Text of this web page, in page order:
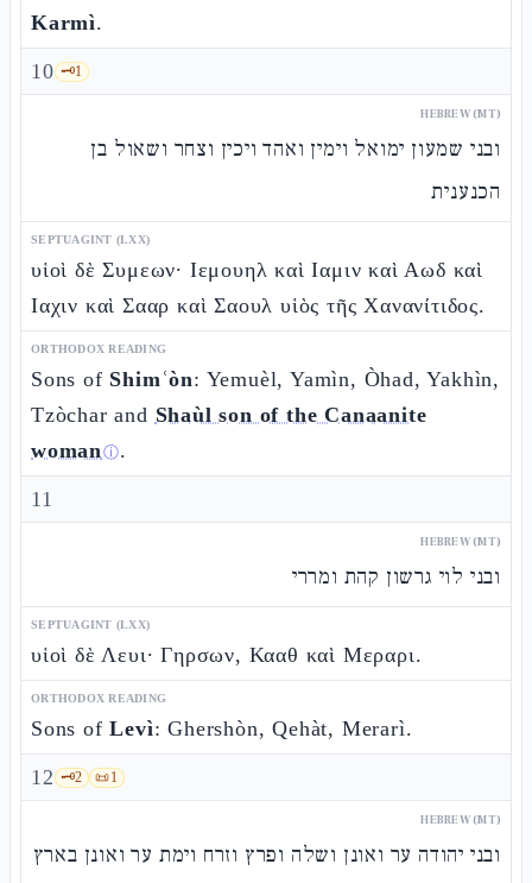
Karmì.
10 🗝️1
HEBREW (MT)
ובני שמעון ימואל וימין ואהד ויכין וצחר ושאול בן
הכנענית
SEPTUAGINT (LXX)
υἱοὶ δὲ Συμεων· Ιεμουηλ καὶ Ιαμιν καὶ Αωδ καὶ
Ιαχιν καὶ Σααρ καὶ Σαουλ υἱὸς τῆς Χανανίτιδος.
ORTHODOX READING
Sons of Shimʿòn: Yemuèl, Yamìn, Òhad, Yakhìn,
Tzòchar and Shaùl son of the Canaanite
womanⓘ.
11
HEBREW (MT)
ובני לוי גרשון קהת ומררי
SEPTUAGINT (LXX)
υἱοὶ δὲ Λευι· Γηρσων, Κααθ καὶ Μεραρι.
ORTHODOX READING
Sons ofLevì: Ghershòn, Qehàt, Merarì.
12 🗝️2 📜1
HEBREW (MT)
ובני יהודה ער ואונן ושלה ופרץ וזרח וימת ער ואונן בארץ